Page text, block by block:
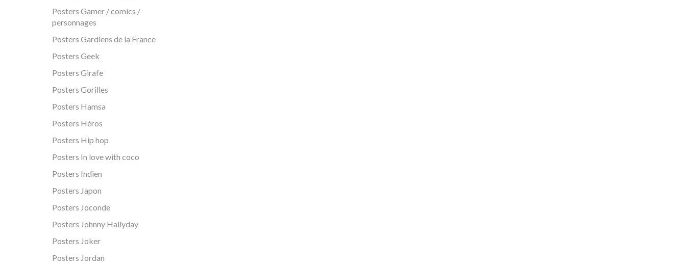
Posters Gamer / comics /
personnages
Posters Gardiens de la France
Posters Geek
Posters Girafe
Posters Gorilles
Posters Hamsa
Posters Héros
Posters Hip hop
Posters In love with coco
Posters Indien
Posters Japon
Posters Joconde
Posters Johnny Hallyday
Posters Joker
Posters Jordan